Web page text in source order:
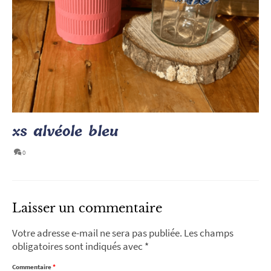
xs alvéole bleu
0
Laisser un commentaire
Votre adresse e-mail ne sera pas publiée. Les champs
obligatoires sont indiqués avec *
Commentaire*